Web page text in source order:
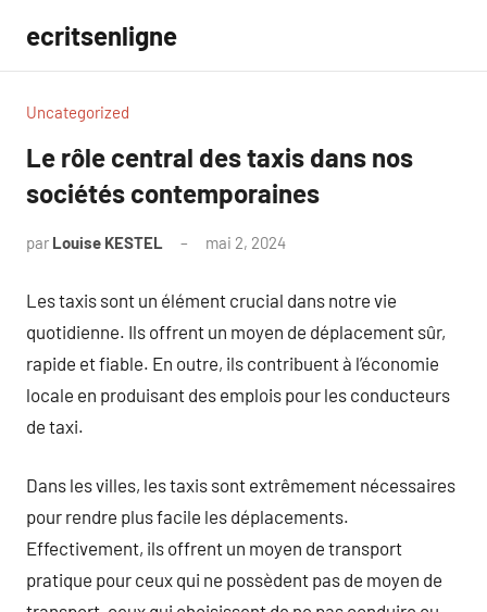
contenu
ecritsenligne
Uncategorized
Le rôle central des taxis dans nos
sociétés contemporaines
par Louise KESTEL mai 2, 2024
Les taxis sont un élément crucial dans notre vie
quotidienne. Ils offrent un moyen de déplacement sûr,
rapide et fiable. En outre, ils contribuent à l’économie
locale en produisant des emplois pour les conducteurs
de taxi.
Dans les villes, les taxis sont extrêmement nécessaires
pour rendre plus facile les déplacements.
Effectivement, ils offrent un moyen de transport
pratique pour ceux qui ne possèdent pas de moyen de